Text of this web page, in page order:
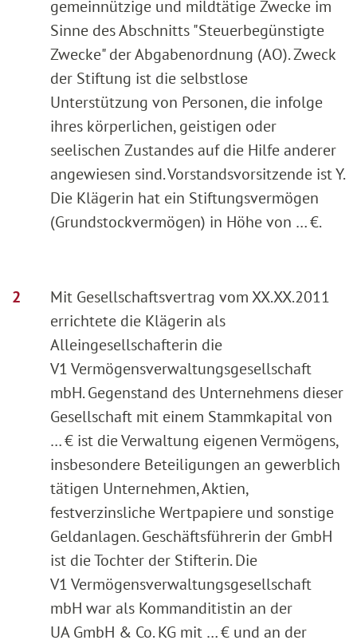
gemeinnützige und mildtätige Zwecke im
Sinne des Abschnitts "Steuerbegünstigte
Zwecke" der Abgabenordnung (AO). Zweck
der Stiftung ist die selbstlose
Unterstützung von Personen, die infolge
ihres körperlichen, geistigen oder
seelischen Zustandes auf die Hilfe anderer
angewiesen sind. Vorstandsvorsitzende ist Y.
Die Klägerin hat ein Stiftungsvermögen
(Grundstockvermögen) in Höhe von … €.
Mit Gesellschaftsvertrag vom XX.XX.2011
errichtete die Klägerin als
Alleingesellschafterin die
V1 Vermögensverwaltungsgesellschaft
mbH. Gegenstand des Unternehmens dieser
Gesellschaft mit einem Stammkapital von
… € ist die Verwaltung eigenen Vermögens,
insbesondere Beteiligungen an gewerblich
tätigen Unternehmen, Aktien,
festverzinsliche Wertpapiere und sonstige
Geldanlagen. Geschäftsführerin der GmbH
ist die Tochter der Stifterin. Die
V1 Vermögensverwaltungsgesellschaft
mbH war als Kommanditistin an der
UA GmbH & Co. KG mit … € und an der